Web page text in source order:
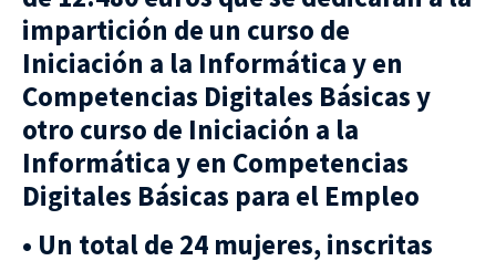
impartición de un curso de
Iniciación a la Informática y en
Competencias Digitales Básicas y
otro curso de Iniciación a la
Informática y en Competencias
Digitales Básicas para el Empleo
• Un total de 24 mujeres, inscritas